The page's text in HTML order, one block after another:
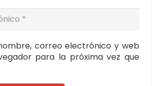
correo electrónico y web
para la próxima vez que